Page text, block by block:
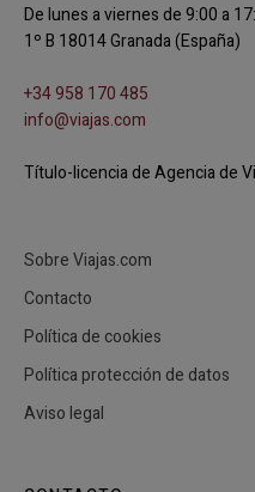
De lunes a viernes de 9:00 a
1º B 18014 Granada (España)
+34 958 170 485
info@viajas.com
Título-licencia de Agencia de
Sobre Viajas.com
Contacto
Política de cookies
Política protección de datos
Aviso legal